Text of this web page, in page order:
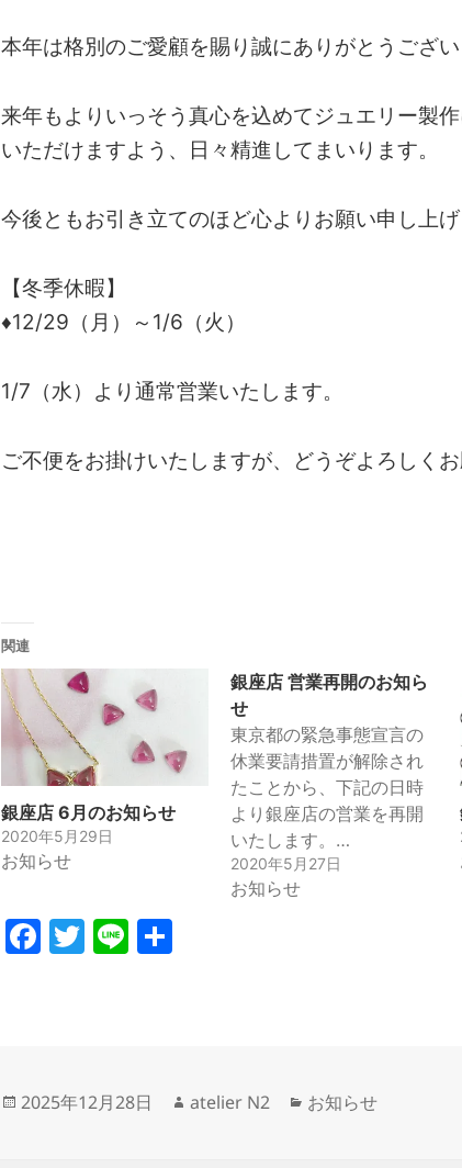
本年は格別のご愛顧を賜り誠にありがとうござい
来年もよりいっそう真心を込めてジュエリー製
いただけますよう、日々精進してまいります。
今後ともお引き立てのほど心よりお願い申し上げ
【冬季休暇】
♦12/29（月）～1/6（火）
1/7（水）より通常営業いたします。
ご不便をお掛けいたしますが、どうぞよろしくお
関連
銀座店 6月のお知らせ
2020年5月29日
お知らせ
銀座店 営業再開のお知ら
せ
東京都の緊急事態宣言の
休業要請措置が解除され
たことから、下記の日時
より銀座店の営業を再開
いたします。…
2020年5月27日
お知らせ
F
o
T
Li
投
2025年12月28日
作
atelier N2
カ
お知らせ